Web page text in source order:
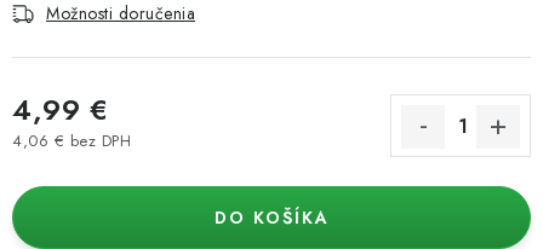
Možnosti doručenia
4,99 €
4,06 € bez DPH
DO KOŠÍKA